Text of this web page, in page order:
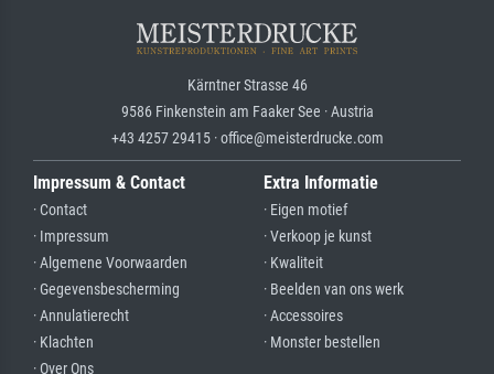
Kärntner Strasse 46
9586 Finkenstein am Faaker See · Austria
+43 4257 29415 · office@meisterdrucke.com
Impressum & Contact
· Contact
· Impressum
· Algemene Voorwaarden
· Gegevensbescherming
· Annulatierecht
· Klachten
· Over Ons
Extra Informatie
· Eigen motief
· Verkoop je kunst
· Kwaliteit
· Beelden van ons werk
· Accessoires
· Monster bestellen